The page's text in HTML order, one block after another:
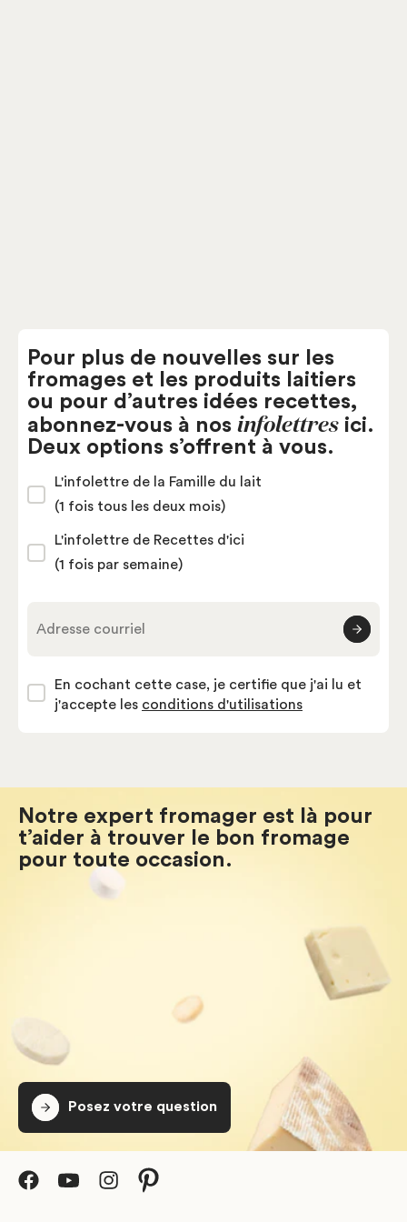
Pour plus de nouvelles sur les
fromages et les produits laitiers
ou pour d’autres idées recettes,
abonnez-vous à nos infolettres ici.
Deux options s’offrent à vous.
L'infolettre de la Famille du lait
(1 fois tous les deux mois)
L'infolettre de Recettes d'ici
(1 fois par semaine)
Adresse courriel
En cochant cette case, je certifie que j'ai lu et
j'accepte les conditions d'utilisations
Notre expert fromager est là pour
t’aider à trouver le bon fromage
pour toute occasion.
Posez votre question